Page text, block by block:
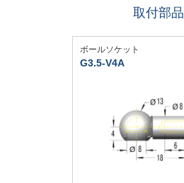
取付部品
ボールソケット
G3.5-V4A